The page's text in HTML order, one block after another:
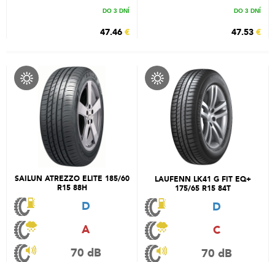
DO 3 DNÍ
47.46 €
DO 3 DNÍ
47.53 €
SAILUN ATREZZO ELITE 185/60
R15 88H
D
A
70 dB
LAUFENN LK41 G FIT EQ+
175/65 R15 84T
D
C
70 dB